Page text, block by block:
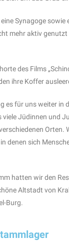
Synagoge
mehr aktiv
des Films
ihre Koffer
es für uns weiter in
Jüdinnen und
Orten.
denen sich
hatten wir den
Altstadt von
Burg.